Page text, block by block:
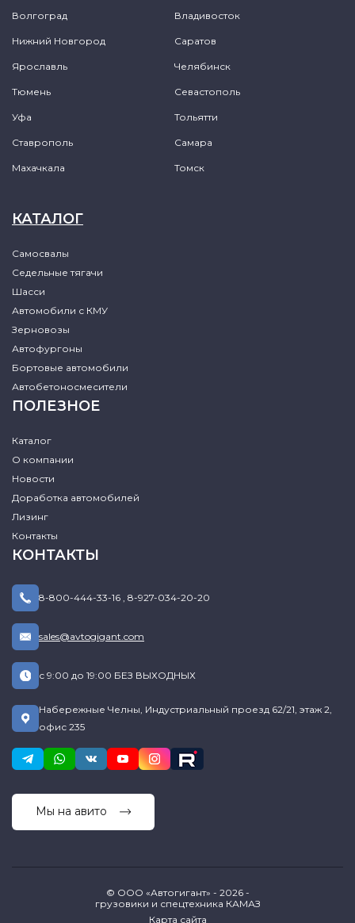
Волгоград Владивосток
Нижний Новгород Саратов
Ярославль Челябинск
Тюмень Севастополь
Уфа Тольятти
Ставрополь Самара
Махачкала Томск
КАТАЛОГ
Самосвалы
Седельные тягачи
Шасси
Автомобили с КМУ
Зерновозы
Автофургоны
Бортовые автомобили
Автобетоносмесители
ПОЛЕЗНОЕ
Каталог
О компании
Новости
Доработка автомобилей
Лизинг
Контакты
КОНТАКТЫ
8-800-444-33-16 8-927-034-20-20
sales@avtogigant.com
с 9:00 до 19:00 БЕЗ ВЫХОДНЫХ
Набережные Челны, Индустриальный проезд 62/21, этаж 2,
офис 235
Мы на авито
© ООО «Автогигант» - 2026 -
грузовики и спецтехника КАМАЗ
Карта сайта